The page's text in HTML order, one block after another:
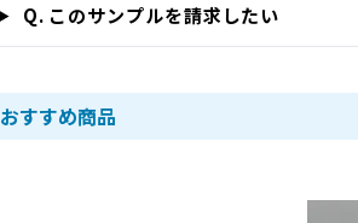
Q. このサンプルを請求したい
おすすめ商品